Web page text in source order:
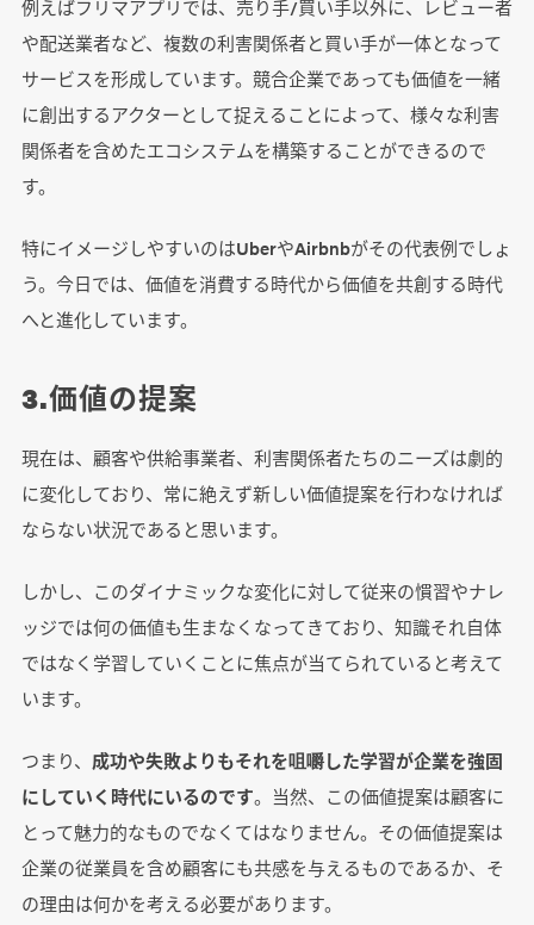
例えばフリマアプリでは、売り手/買い手以外に、レビュー者
や配送業者など、複数の利害関係者と買い手が一体となって
サービスを形成しています。競合企業であっても価値を一緒
に創出するアクターとして捉えることによって、様々な利害
関係者を含めたエコシステムを構築することができるので
す。
特にイメージしやすいのはUberやAirbnbがその代表例でしょ
う。今日では、価値を消費する時代から価値を共創する時代
へと進化しています。
3.価値の提案
現在は、顧客や供給事業者、利害関係者たちのニーズは劇的
に変化しており、常に絶えず新しい価値提案を行わなければ
ならない状況であると思います。
しかし、このダイナミックな変化に対して従来の慣習やナレ
ッジでは何の価値も生まなくなってきており、知識それ自体
ではなく学習していくことに焦点が当てられていると考えて
います。
つまり、 成功や失敗よりもそれを咀嚼した学習が企業を強固
にしていく時代にいるのです。当然、この価値提案は顧客に
とって魅力的なものでなくてはなりません。その価値提案は
企業の従業員を含め顧客にも共感を与えるものであるか、そ
の理由は何かを考える必要があります。